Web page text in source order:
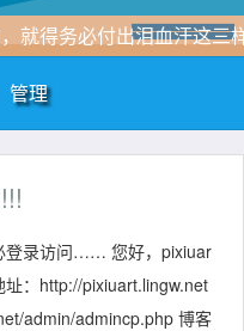
就得务必付出泪血汗这三
管理
登录访问…… 您好，pixiuar
：http://pixiuart.lingw.net
admin/admincp.php 博客